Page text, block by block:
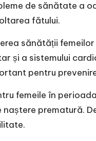
de sănătate a
fătului.
sănătății
și a sistemului
pentru
femeile în
prematură.